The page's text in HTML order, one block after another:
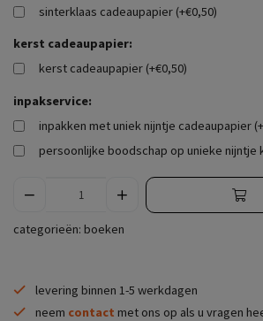
sinterklaas cadeaupapier (+€0,50)
kerst cadeaupapier:
kerst cadeaupapier (+€0,50)
inpakservice:
inpakken met uniek nijntje cadeaupapier
persoonlijke boodschap op unieke nijntje
categorieën: boeken
levering binnen 1-5 werkdagen
neem contact met ons op als u vragen